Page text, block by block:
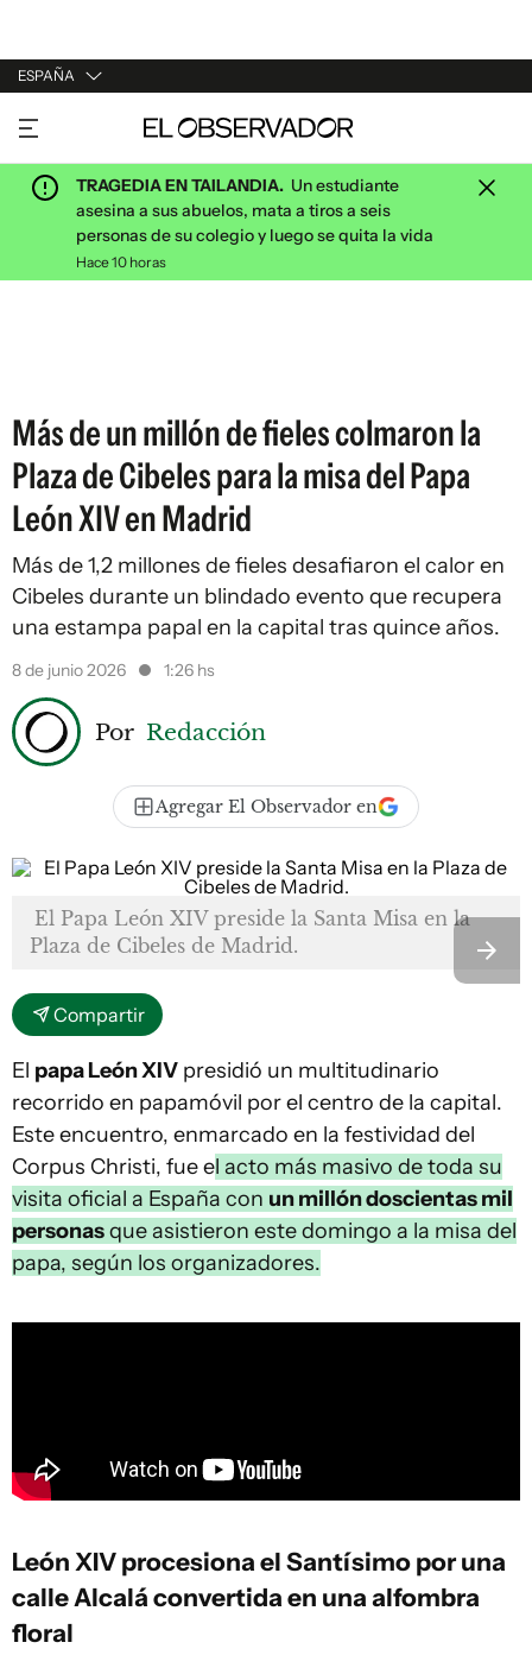
ESPAÑA
URUGUAY
ARGENTINA
ESPAÑA
ESTADOS UNIDOS
TRAGEDIA EN TAILANDIA. Un estudiante
asesina a sus abuelos, mata a tiros a seis
personas de su colegio y luego se quita la vida
Hace 10 horas
Más de un millón de fieles colmaron la
Plaza de Cibeles para la misa del Papa
León XIV en Madrid
Más de 1,2 millones de fieles desafiaron el calor en
Cibeles durante un blindado evento que recupera
una estampa papal en la capital tras quince años.
8 de junio 2026 1:26 hs
Por Redacción
Agregar El Observador en
El Papa León XIV preside la Santa Misa en la
Plaza de Cibeles de Madrid.
Compartir
El papa León XIV presidió un multitudinario
recorrido en papamóvil por el centro de la capital.
Este encuentro, enmarcado en la festividad del
Corpus Christi, fue el acto más masivo de toda su
visita oficial a España con un millón doscientas mil
personasque asistieron este domingo a la misa del
papa, según los organizadores.
León XIV procesiona el Santísimo por una
calle Alcalá convertida en una alfombra
floral